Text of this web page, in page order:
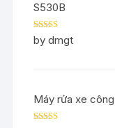
S530B
Rated5out
of 5
by dmgt
Máy rửa xe